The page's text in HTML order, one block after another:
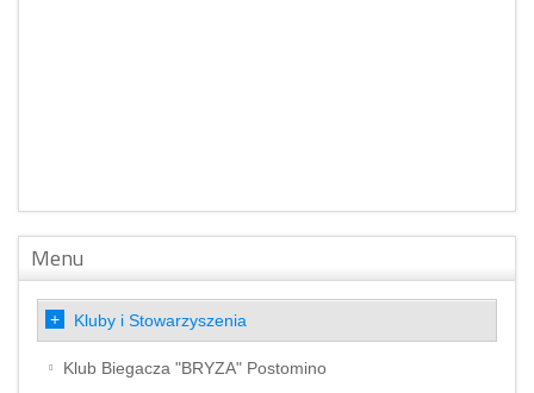
Menu
Kluby i Stowarzyszenia
Klub Biegacza "BRYZA" Postomino